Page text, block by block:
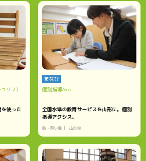
リノ）
使った
まなび
個別指導Axis
全国水準の教育サービスを山形に。個別
指導アクシス。
塾・習い事 山形県